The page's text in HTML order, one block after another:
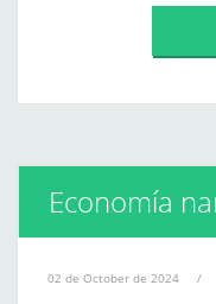
Economía
02 de October de 2024 /